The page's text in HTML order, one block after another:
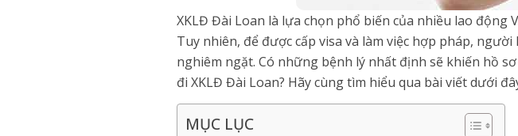
XKLĐ Đài Loan là lựa chọn phổ biến của nhiều lao động
Tuy nhiên, để được cấp visa và làm việc hợp pháp,
nghiêm ngặt. Có những bệnh lý nhất định sẽ khiến hồ
đi XKLĐ Đài Loan? Hãy cùng tìm hiểu qua bài viết dưới
MỤC LỤC